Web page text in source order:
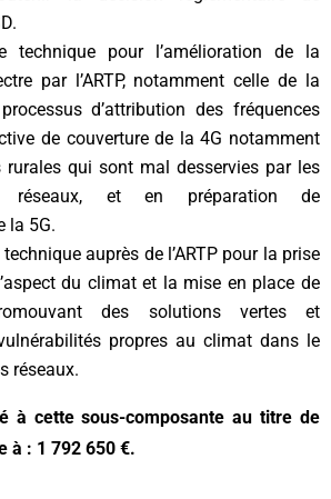
technique pour l’amélioration de la
par l’ARTP, notamment celle de la
d’attribution des fréquences
de couverture de la 4G notamment
rurales qui sont mal desservies par les
réseaux, et en préparation de
la 5G.
auprès de l’ARTP pour la prise
du climat et la mise en place de
des solutions vertes et
propres au climat dans le
réseaux.
à cette sous-composante au titre de
à : 1 792 650 €.